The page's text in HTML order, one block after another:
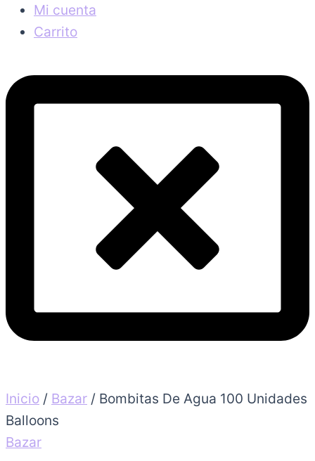
Mi cuenta
Carrito
Inicio / Bazar / Bombitas De Agua 100 Unidades
Balloons
Bazar